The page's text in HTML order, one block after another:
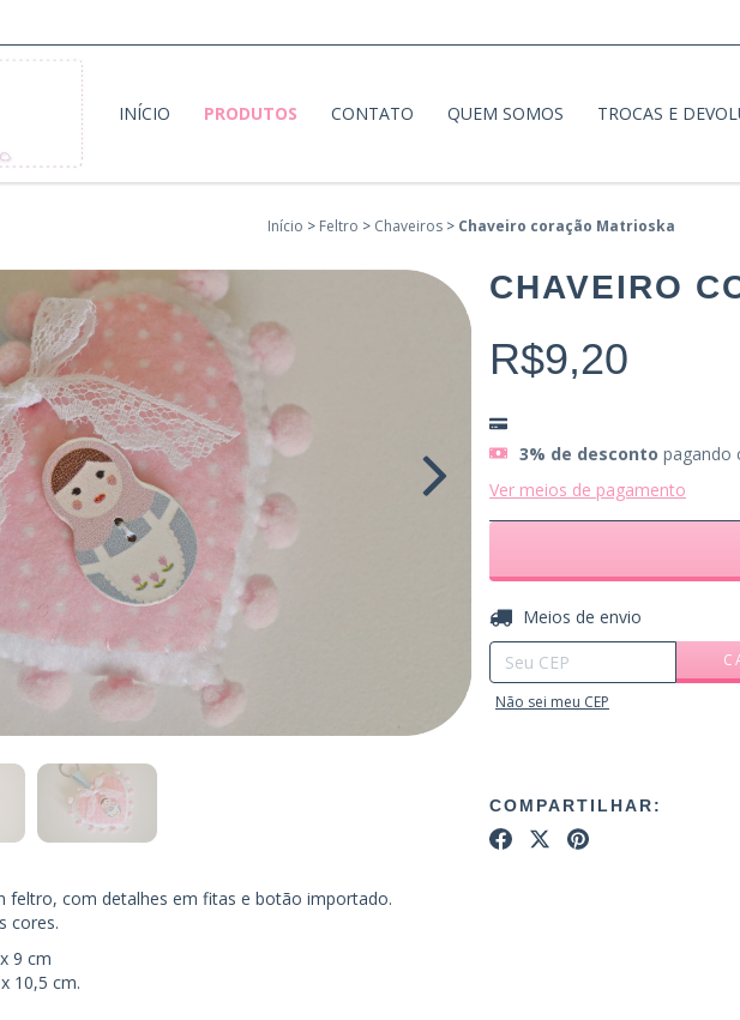
INÍCIO PRODUTOS CONTATO QUEM SOMOS TROCAS E
Início > Feltro > Chaveiros > Chaveiro coração Matrioska
CHAVEIRO
R$9,20
3% de desconto pagando
Ver meios de pagamento
Entregas para o CEP:
Meios de envio
Não sei meu CEP
COMPARTILHAR:
feltro, com detalhes em fitas e botão importado.
cores.
9 cm
10,5 cm.